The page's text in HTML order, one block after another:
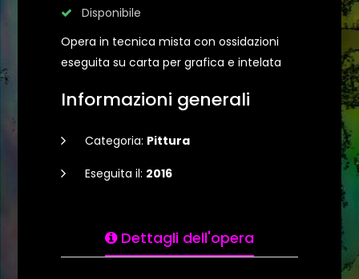
Disponibile
Opera in tecnica mista con ossidazioni
eseguita su carta per grafica e intelata
Informazioni generali
Categoria: Pittura
Eseguita il: 2016
Dettagli dell'opera